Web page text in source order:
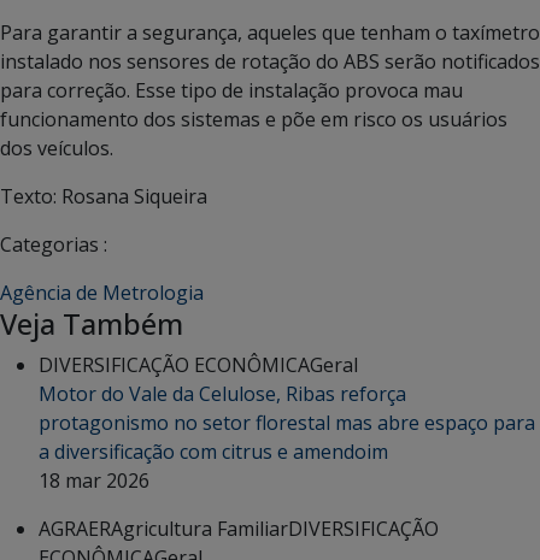
Para garantir a segurança, aqueles que tenham o taxímetro
instalado nos sensores de rotação do ABS serão notificados
para correção. Esse tipo de instalação provoca mau
funcionamento dos sistemas e põe em risco os usuários
dos veículos.
Texto: Rosana Siqueira
Categorias :
Agência de Metrologia
Veja Também
DIVERSIFICAÇÃO ECONÔMICAGeral
Motor do Vale da Celulose, Ribas reforça
protagonismo no setor florestal mas abre espaço para
a diversificação com citrus e amendoim
18 mar 2026
AGRAERAgricultura FamiliarDIVERSIFICAÇÃO